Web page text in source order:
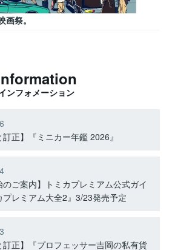
祭。
ンフォメーション
訂正】『ミニカー年鑑 2026』
のご案内】トミカプレミアム公式ガイ
プレミアム大全2』3/23発売予定
訂正】『プロフェッサー吉岡の私有貨